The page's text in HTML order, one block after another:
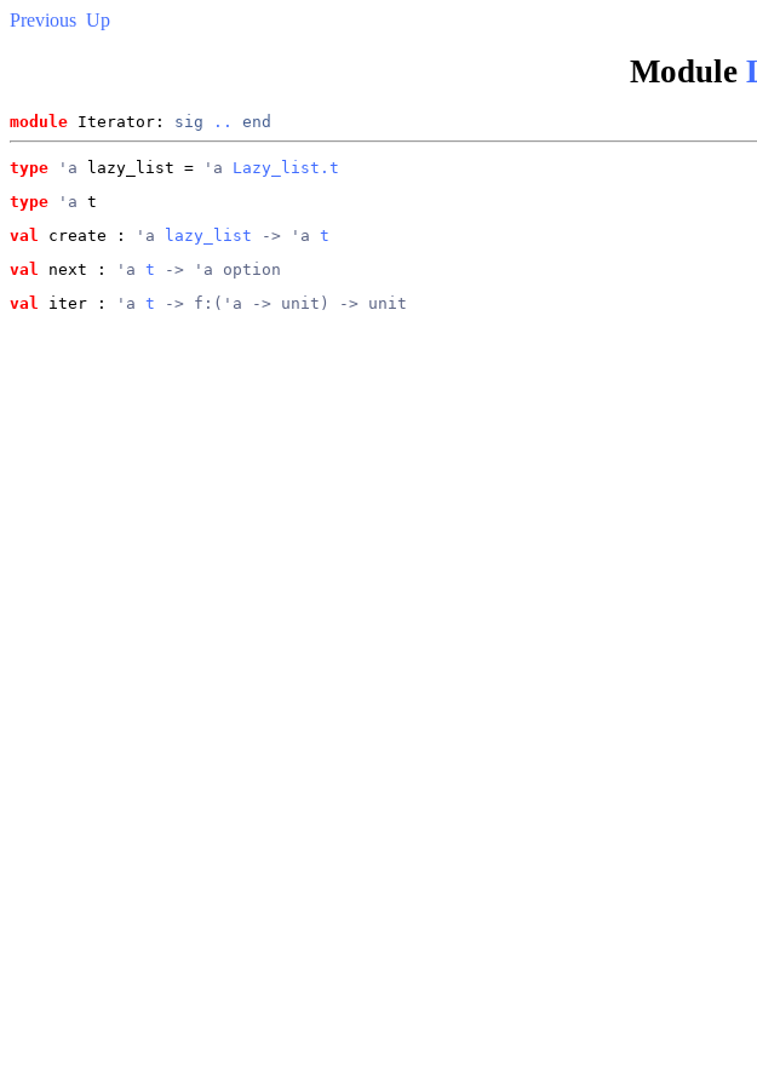
Previous Up
Module
module Iterator: sig .. end
type 'a lazy_list = 'a Lazy_list.t
type
'a t
val
create : 'a lazy_list -> 'a t
val
next : 'a t -> 'a option
val
iter : 'a t -> f:('a -> unit) -> unit